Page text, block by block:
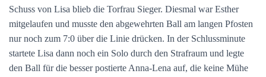
Schuss von Lisa blieb die Torfrau Sieger. Diesmal war Esther
mitgelaufen und musste den abgewehrten Ball am langen Pfosten
nur noch zum 7:0 über die Linie drücken. In der Schlussminute
startete Lisa dann noch ein Solo durch den Strafraum und legte
den Ball für die besser postierte Anna-Lena auf, die keine Mühe